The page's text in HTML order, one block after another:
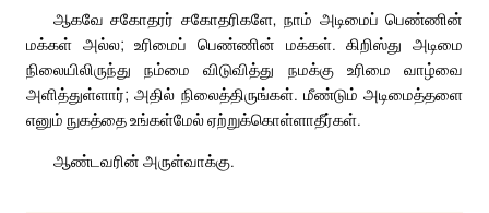
ஆகவே சகோதரர் சகோதரிகளே, நாம் அடிமைப் பெண்ணின்
மக்கள் அல்ல; உரிமைப் பெண்ணின் மக்கள். கிறிஸ்து அடிமை
நிலையிலிருந்து நம்மை விடுவித்து நமக்கு உரிமை வாழ்வை
அளித்துள்ளார்; அதில் நிலைத்திருங்கள். மீண்டும் அடிமைத்தளை
எனும் நுகத்தை உங்கள்மேல் ஏற்றுக்கொள்ளாதீர்கள்.
ஆண்டவரின் அருள்வாக்கு.